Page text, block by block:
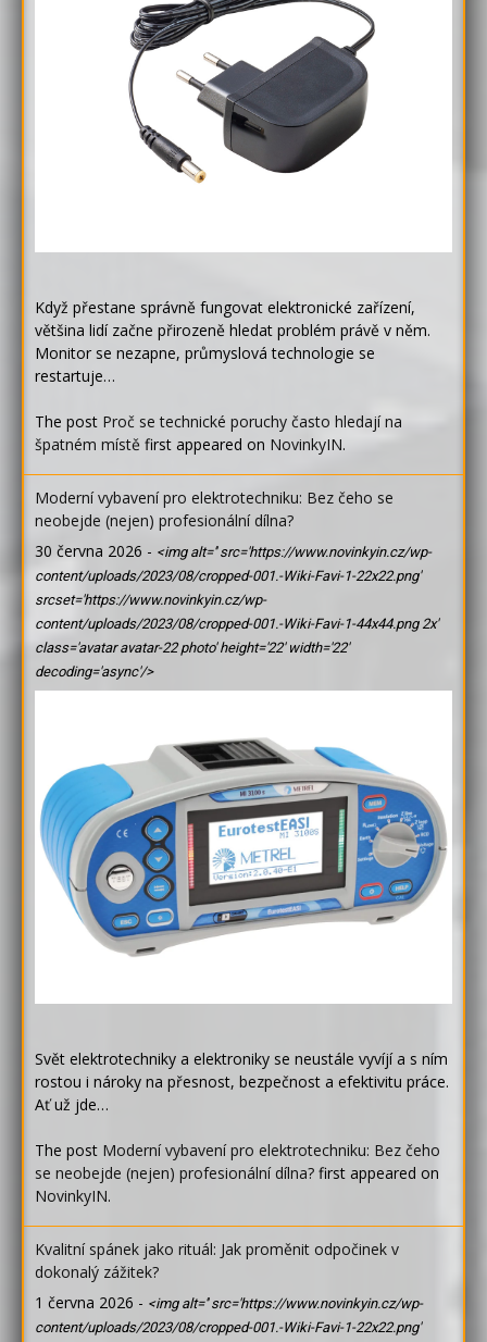
Když přestane správně fungovat elektronické zařízení,
většina lidí začne přirozeně hledat problém právě v něm.
Monitor se nezapne, průmyslová technologie se
restartuje…
The post Proč se technické poruchy často hledají na
špatném místě first appeared on NovinkyIN.
Moderní vybavení pro elektrotechniku: Bez čeho se
neobejde (nejen) profesionální dílna?
30 června 2026 - <img alt='' src='https://www.novinkyin.cz/wp-
content/uploads/2023/08/cropped-001.-Wiki-Favi-1-22x22.png'
srcset='https://www.novinkyin.cz/wp-
content/uploads/2023/08/cropped-001.-Wiki-Favi-1-44x44.png 2x'
class='avatar avatar-22 photo' height='22' width='22'
decoding='async'/>
Svět elektrotechniky a elektroniky se neustále vyvíjí a s ním
rostou i nároky na přesnost, bezpečnost a efektivitu práce.
Ať už jde…
The post Moderní vybavení pro elektrotechniku: Bez čeho
se neobejde (nejen) profesionální dílna? first appeared on
NovinkyIN.
Kvalitní spánek jako rituál: Jak proměnit odpočinek v
dokonalý zážitek?
1 června 2026 - <img alt='' src='https://www.novinkyin.cz/wp-
content/uploads/2023/08/cropped-001.-Wiki-Favi-1-22x22.png'